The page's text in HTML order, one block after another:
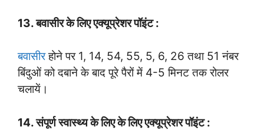
13. बवासीर के लिए एक्यूप्रेशर पॉइंट :
बवासीरहोने पर 1, 14, 54, 55, 5, 6, 26 तथा 51 नंबर
बिंदुओं को दबाने के बाद पूरे पैरों में 4-5 मिनट तक रोलर
चलायें।
14. संपूर्ण स्वास्थ्य के लिए के लिए एक्यूप्रेशर पॉइंट :